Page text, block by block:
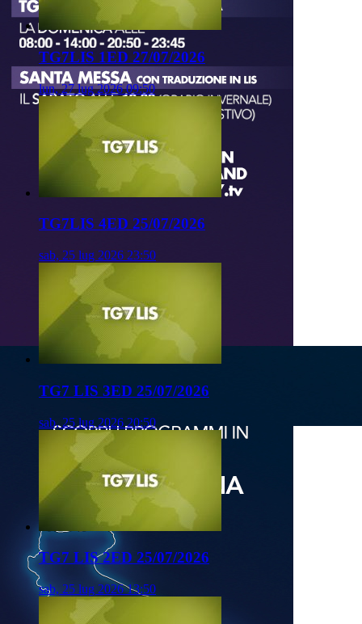
TG7LIS 1ED 27/07/2026
lun, 27 lug 2026 09:50
TG7LIS 4ED 25/07/2026
sab, 25 lug 2026 23:50
TG7 LIS 3ED 25/07/2026
sab, 25 lug 2026 20:50
TG7 LIS 2ED 25/07/2026
sab, 25 lug 2026 13:50